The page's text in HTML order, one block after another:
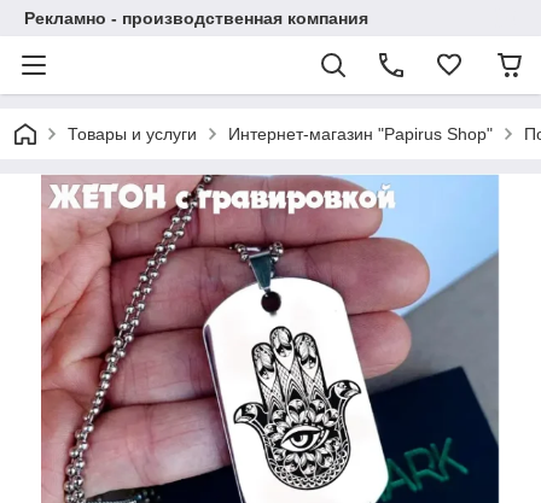
Рекламно - производственная компания
Товары и услуги Интернет-магазин "Papirus Shop"